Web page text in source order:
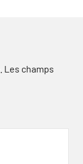
Les champs